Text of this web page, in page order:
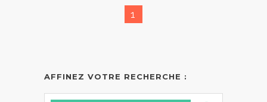
1
AFFINEZ VOTRE RECHERCHE :